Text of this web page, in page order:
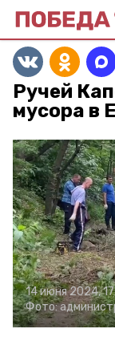
Ручей
мусора в
14 июня 2024,
Фото: